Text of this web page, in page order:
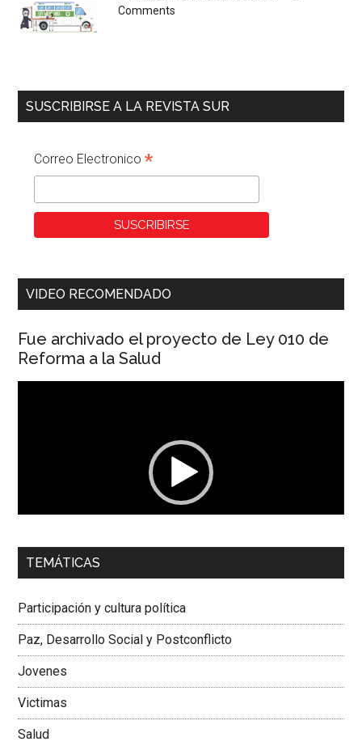
Comments
SUSCRIBIRSE A LA REVISTA SUR
Correo Electronico*
VIDEO RECOMENDADO
Fue archivado el proyecto de Ley 010 de
Reforma a la Salud
00:00 01:04
Colombiana
TEMÁTICAS
Participación y cultura política
Paz, Desarrollo Social y Postconflicto
Jovenes
Victimas
Salud